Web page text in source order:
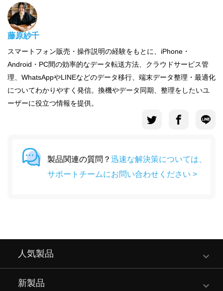
藤原紗千
スマートフォン販売・操作説明の経験をもとに、iPhone・
Android・PC間の効率的なデータ転送方法、クラウドサービス管
理、WhatsAppやLINEなどのデータ移行、端末データ整理・最適化
についてわかりやすく発信。換機やデータ同期、整理をしたいユ
ーザーに役立つ情報を提供。
製品関連の質問？ 迅速な解決策については、
サポートチームにお問い合わせください >
人気製品
新製品